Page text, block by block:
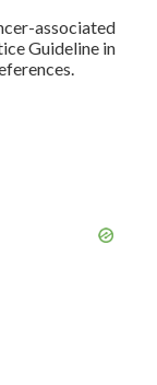
associated
Guideline in